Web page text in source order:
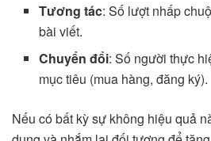
Tương tác: Số lượt nhấp
bài viết.
Chuyển đổi: Số người thực
mục tiêu (mua hàng, đăng ký).
Nếu có bất kỳ sự không hiệu quả